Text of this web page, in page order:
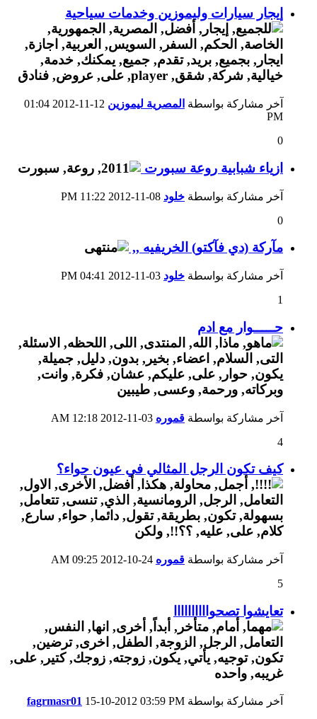
إيجار سيارات وليموزين وخدمات سياحية
آخر مشاركة بواسطة المصرية ليموزين
01:04
PM
0
ازياء شبابية روعة سبورت
آخر مشاركة بواسطة خلود
11:22 PM
0
مآركة (دي فآكتو) الخريفيه ,,
آخر مشاركة بواسطة خلود
04:41 PM
1
حـــــوار مع ادم
آخر مشاركة بواسطة قموره
12:18 AM
4
كيف تكون الرجل المثالي في عيون حواء؟
آخر مشاركة بواسطة قموره
09:25 AM
5
تعايشوا تصحواااااااااا
آخر مشاركة بواسطة fagrmasr01 15-10-2012 03:59 PM